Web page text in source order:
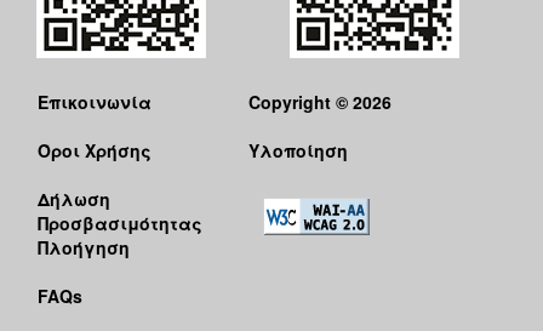
Επικοινωνία
Όροι Χρήσης
Δήλωση
Προσβασιμότητας
Πλοήγηση
FAQs
Copyright © 2026
Υλοποίηση